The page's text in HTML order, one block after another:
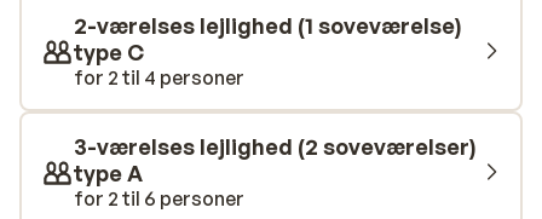
anden wellness-behandling.
2-værelses lejlighed (1 soveværelse)
type C
for 2 til 4 personer
3-værelses lejlighed (2 soveværelser)
type A
for 2 til 6 personer